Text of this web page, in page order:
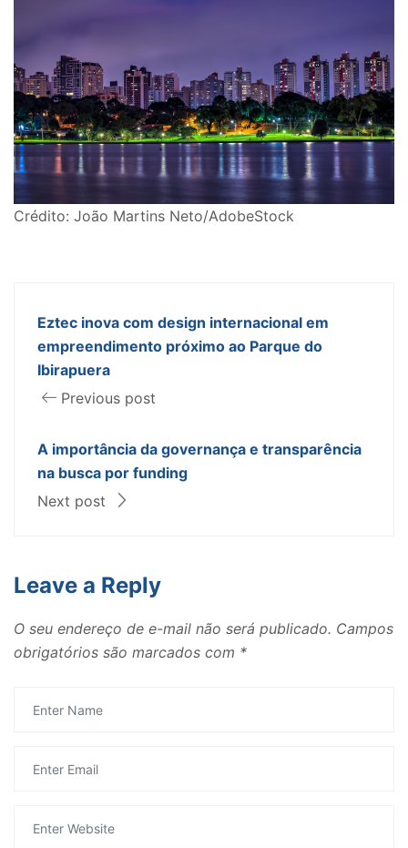
Crédito: João Martins Neto/AdobeStock
Eztec inova com design internacional em
empreendimento próximo ao Parque do
Ibirapuera
Previous post
A importância da governança e transparência
na busca por funding
Next post
Leave a Reply
O seu endereço de e-mail não será publicado. Campos
obrigatórios são marcados com *